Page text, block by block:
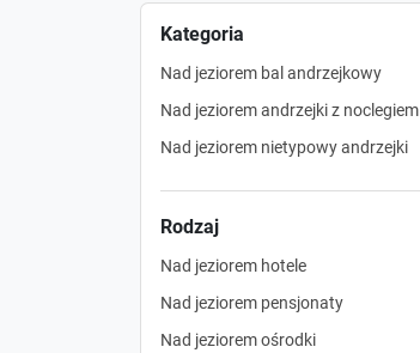
Kategoria
Nad jeziorem bal andrzejkowy
Nad jeziorem andrzejki z noclegiem
Nad jeziorem nietypowy andrzejki
Rodzaj
Nad jeziorem hotele
Nad jeziorem pensjonaty
Nad jeziorem ośrodki